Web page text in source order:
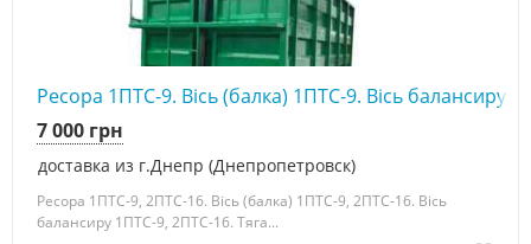
Ресора 1ПТС-9. Вісь (балка) 1ПТС-9. Вісь балансиру
доставка из г.Днепр (Днепропетровск)
7 000 грн
Ресора 1ПТС-9, 2ПТС-16. Вісь (балка) 1ПТС-9, 2ПТС-16. Вісь
балансиру 1ПТС-9, 2ПТС-16. Тяга...